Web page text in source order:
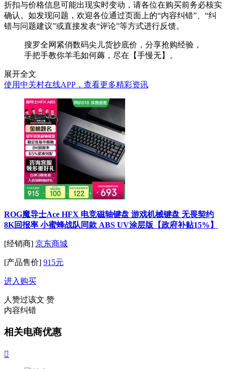
折扣与价格信息可能出现实时变动，请各位在购买前务必核实
确认。如发现问题，欢迎各位通过页面上的“内容纠错”、“纠
错与问题建议”或直接发表“评论”等方式进行反馈。
搜罗全网紧俏数码尖儿货抄底价，分享抢购经验，
手把手教你羊毛如何薅，尽在【手慢无】。
展开全文
使用中关村在线APP，查看更多精彩资讯
ROG魔导士Ace HFX 电竞磁轴键盘 游戏机械键盘 无畏契约
8K回报率 小蜜蜂战队同款 ABS UV涂层版【政府补贴15%】
[经销商] 京东商城
[产品售价] 915元
进入购买
人赞过该文 赞
内容纠错
相关电商优惠
